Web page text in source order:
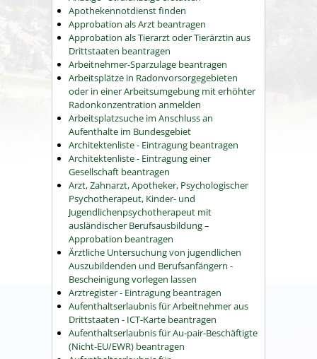
Apothekennotdienst finden
Approbation als Arzt beantragen
Approbation als Tierarzt oder Tierärztin aus
Drittstaaten beantragen
Arbeitnehmer-Sparzulage beantragen
Arbeitsplätze in Radonvorsorgegebieten
oder in einer Arbeitsumgebung mit erhöhter
Radonkonzentration anmelden
Arbeitsplatzsuche im Anschluss an
Aufenthalte im Bundesgebiet
Architektenliste - Eintragung beantragen
Architektenliste - Eintragung einer
Gesellschaft beantragen
Arzt, Zahnarzt, Apotheker, Psychologischer
Psychotherapeut, Kinder- und
Jugendlichenpsychotherapeut mit
ausländischer Berufsausbildung –
Approbation beantragen
Ärztliche Untersuchung von jugendlichen
Auszubildenden und Berufsanfängern -
Bescheinigung vorlegen lassen
Arztregister - Eintragung beantragen
Aufenthaltserlaubnis für Arbeitnehmer aus
Drittstaaten - ICT-Karte beantragen
Aufenthaltserlaubnis für Au-pair-Beschäftigte
(Nicht-EU/EWR) beantragen